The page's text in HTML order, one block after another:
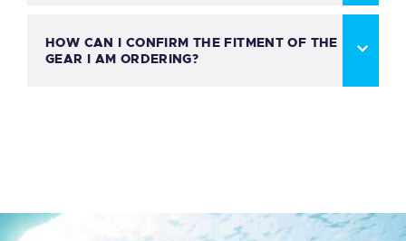
HOW CAN I CONFIRM THE FITMENT OF THE
GEAR I AM ORDERING?